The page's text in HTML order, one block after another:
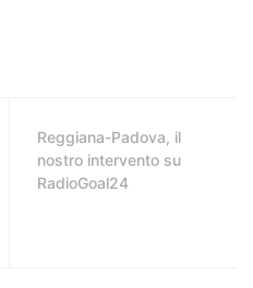
Reggiana-Padova, il
nostro intervento su
RadioGoal24